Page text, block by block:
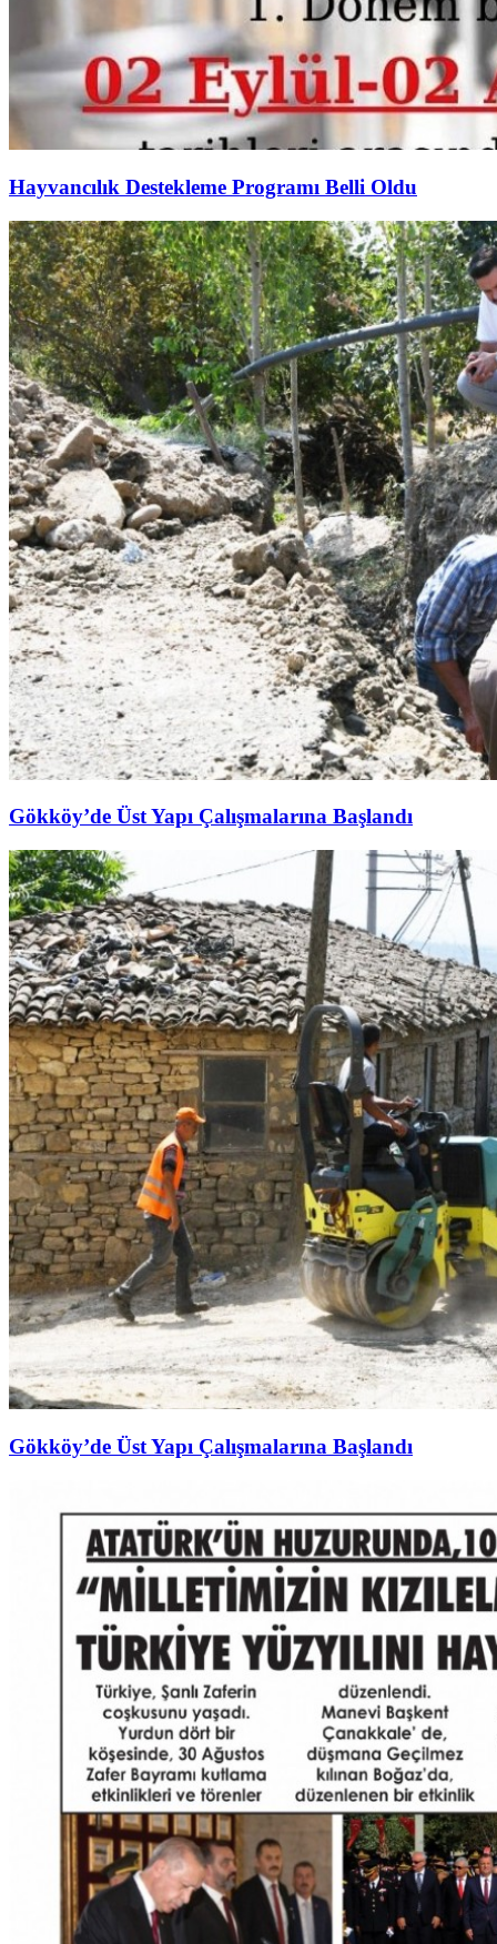
Hayvancılık Destekleme Programı Belli Oldu
Gökköy’de Üst Yapı Çalışmalarına Başlandı
Gökköy’de Üst Yapı Çalışmalarına Başlandı